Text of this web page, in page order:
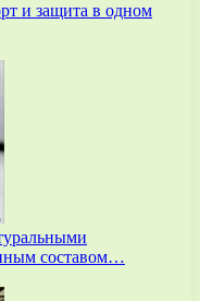
и защита в одном
составом…